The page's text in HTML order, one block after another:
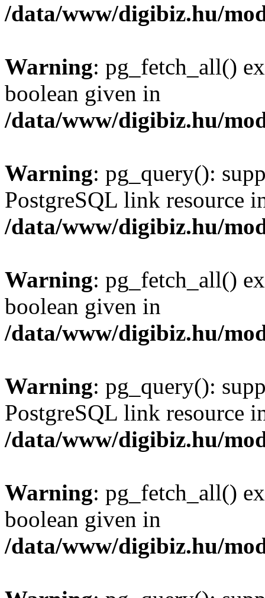
/data/www/digibiz.hu/
Warning: pg_fetch_all()
boolean given in
/data/www/digibiz.hu/
Warning: pg_query():
PostgreSQL link resource
/data/www/digibiz.hu/
Warning: pg_fetch_all()
boolean given in
/data/www/digibiz.hu/
Warning: pg_query():
PostgreSQL link resource
/data/www/digibiz.hu/
Warning: pg_fetch_all()
boolean given in
/data/www/digibiz.hu/